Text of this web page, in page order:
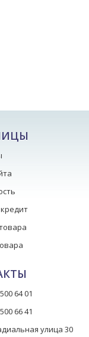
64 01
66 41
улица 30